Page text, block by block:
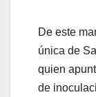
De este
única de
quien
de